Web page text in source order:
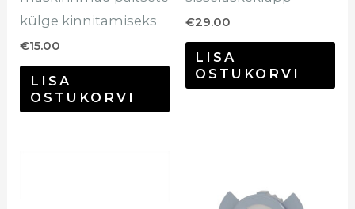
külge kinnitamiseks
€15.00
LISA
OSTUKORVI
€29.00
LISA
OSTUKORVI